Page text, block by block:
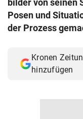
bilder von seinen
Posen und
der Prozess
Kronen
hinzufügen